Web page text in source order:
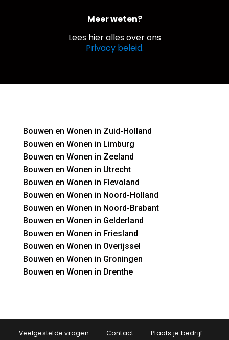
Meer weten?
Lees hier alles over ons
Privacy beleid.
Bouwen en Wonen in Zuid-Holland
Bouwen en Wonen in Limburg
Bouwen en Wonen in Zeeland
Bouwen en Wonen in Utrecht
Bouwen en Wonen in Flevoland
Bouwen en Wonen in Noord-Holland
Bouwen en Wonen in Noord-Brabant
Bouwen en Wonen in Gelderland
Bouwen en Wonen in Friesland
Bouwen en Wonen in Overijssel
Bouwen en Wonen in Groningen
Bouwen en Wonen in Drenthe
Veelgestelde vragen · Contact · Plaats je bedrijf
·